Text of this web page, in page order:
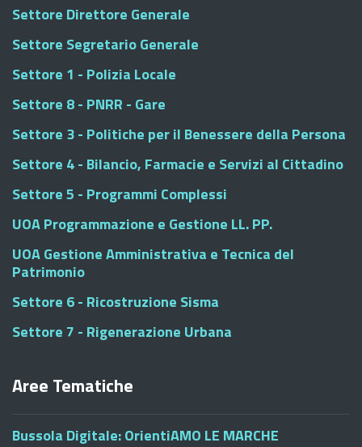
Settore Direttore Generale
Settore Segretario Generale
Settore 1 - Polizia Locale
Settore 8 - PNRR - Gare
Settore 3 - Politiche per il Benessere della Persona
Settore 4 - Bilancio, Farmacie e Servizi al Cittadino
Settore 5 - Programmi Complessi
UOA Programmazione e Gestione LL. PP.
UOA Gestione Amministrativa e Tecnica del
Patrimonio
Settore 6 - Ricostruzione Sisma
Settore 7 - Rigenerazione Urbana
Aree Tematiche
Bussola Digitale: OrientiAMO LE MARCHE